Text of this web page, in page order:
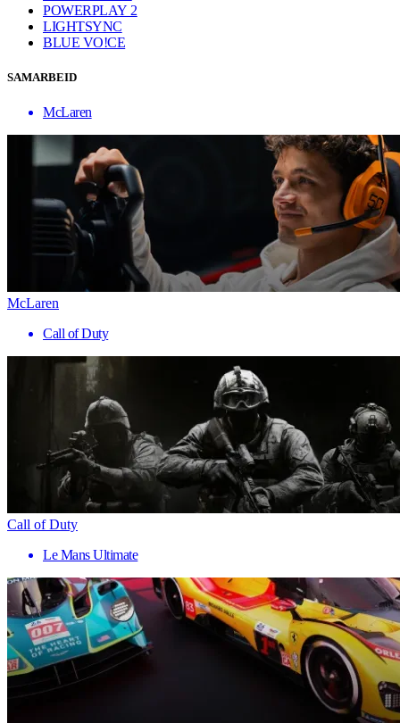
POWERPLAY 2
LIGHTSYNC
BLUE VO!CE
SAMARBEID
McLaren
McLaren
Call of Duty
Call of Duty
Le Mans Ultimate